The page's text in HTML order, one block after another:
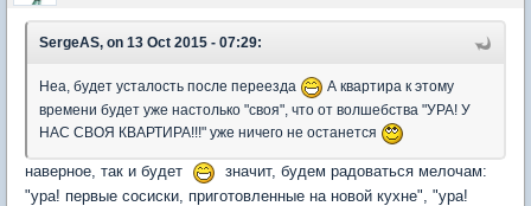
SergeAS, on 13 Oct 2015 - 07:29:
Неа, будет усталость после переезда
А квартира к этому
времени будет уже настолько "своя", что от волшебства "УРА! У
НАС СВОЯ КВАРТИРА!!!" уже ничего не останется
наверное, так и будет
значит, будем радоваться мелочам:
"ура! первые сосиски, приготовленные на новой кухне", "ура!